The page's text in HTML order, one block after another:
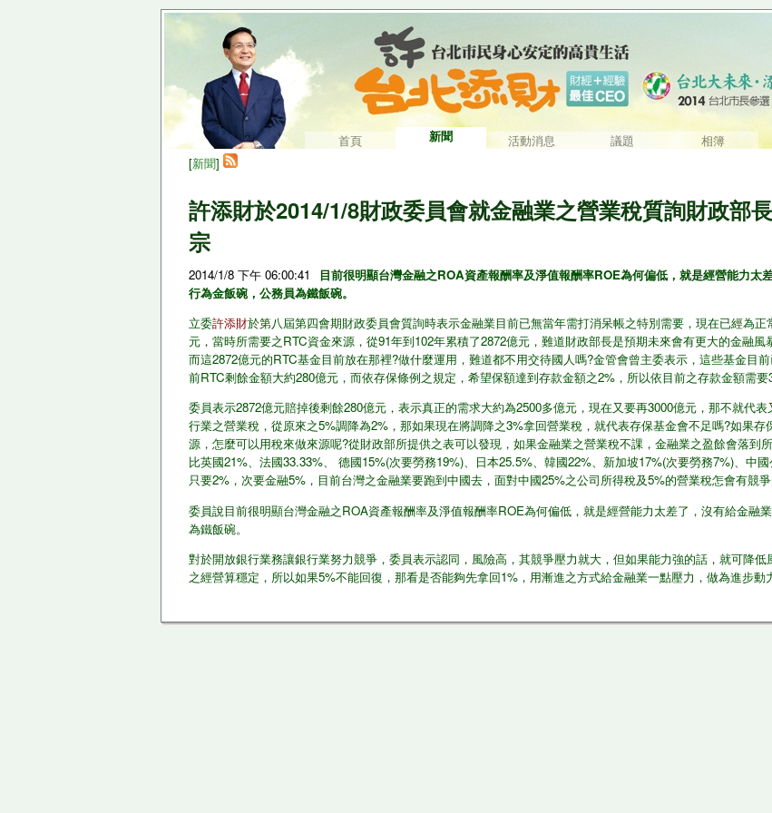
首頁 新聞 活動消息 議題 相簿
[新聞]
許添財於2014/1/8財政委員會就金融業之營業稅質詢財政部
宗
2014/1/8 下午 06:00:41
目前很明顯台灣金融之ROA資產報酬率及淨值報酬率ROE為何偏低，就是經營能力太
行為金飯碗，公務員為鐵飯碗。
立委許添財於第八屆第四會期財政委員會質詢時表示金融業目前已無當年需打消呆帳之特別需要，現在已經為
元，當時所需要之RTC資金來源，從91年到102年累積了2872億元，難道財政部長是預期未來會有更大的金融
而這2872億元的RTC基金目前放在那裡?做什麼運用，難道都不用交待國人嗎?金管會曾主委表示，這些基金目
前RTC剩餘金額大約280億元，而依存保條例之規定，希望保額達到存款金額之2%，所以依目前之存款金額需要
委員表示2872億元賠掉後剩餘280億元，表示真正的需求大約為2500多億元，現在又要再3000億元，那不就代
行業之營業稅，從原來之5%調降為2%，那如果現在將調降之3%拿回營業稅，就代表存保基金會不足嗎?如果
源，怎麼可以用稅來做來源呢?從財政部所提供之表可以發現，如果金融業之營業稅不課，金融業之盈餘會落到
比英國21%、法國33.33%、 德國15%(次要勞務19%)、日本25.5%、韓國22%、新加坡17%(次要勞務7%)、中
只要2%，次要金融5%，目前台灣之金融業要跑到中國去，面對中國25%之公司所得稅及5%的營業稅怎會有競
委員說目前很明顯台灣金融之ROA資產報酬率及淨值報酬率ROE為何偏低，就是經營能力太差了，沒有給金融
為鐵飯碗。
對於開放銀行業務讓銀行業努力競爭，委員表示認同，風險高，其競爭壓力就大，但如果能力強的話，就可降
之經營算穩定，所以如果5%不能回復，那看是否能夠先拿回1%，用漸進之方式給金融業一點壓力，做為進步動